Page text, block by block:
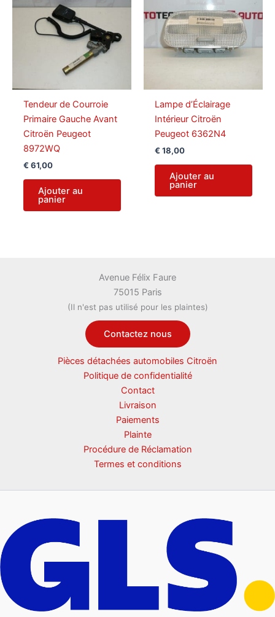
Tendeur de Courroie
Primaire Gauche Avant
Citroën Peugeot
8972WQ
€ 61,00
Ajouter au
panier
Lampe d’Éclairage
Intérieur Citroën
Peugeot 6362N4
€ 18,00
Ajouter au
panier
Avenue Félix Faure
75015 Paris
(Il n'est pas utilisé pour les plaintes)
Contactez nous
Pièces détachées automobiles Citroën
Politique de confidentialité
Contact
Livraison
Paiements
Plainte
Procédure de Réclamation
Termes et conditions